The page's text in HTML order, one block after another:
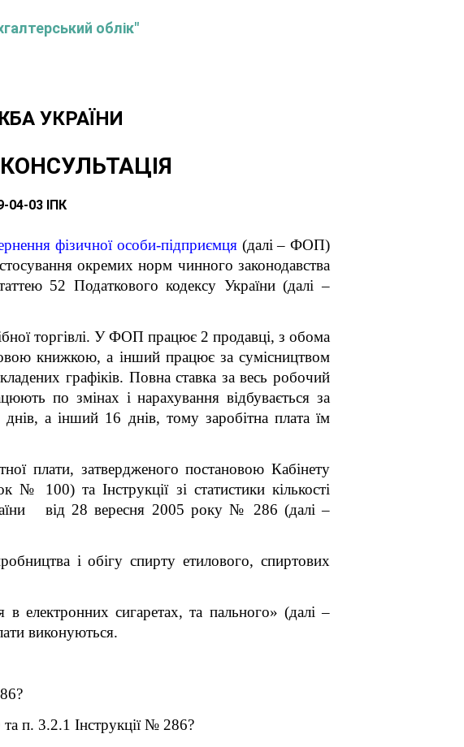
облік"
УКРАЇНИ
04-03 ІПК
фізичної особи-підприємця (далі – ФОП)
окремих норм чинного законодавства
52 Податкового кодексу України (далі –
торгівлі. У ФОП працює 2 продавці, з обома
книжкою, а інший працює за сумісництвом
графіків. Повна ставка за весь робочий
по змінах і нарахування відбувається за
а інший 16 днів, тому заробітна плата їм
плати, затвердженого постановою Кабінету
та Інструкції зі статистики кількості
від 28 вересня 2005 року № 286 (далі –
і обігу спирту етилового, спиртових
електронних сигаретах, та пального» (далі –
виконуються.
п. 3.2.1 Інструкції № 286?